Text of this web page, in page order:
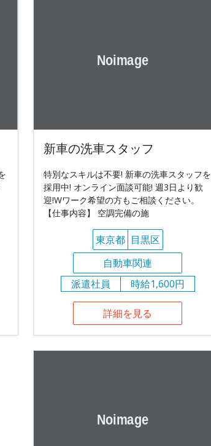
新車の洗車スタッフ
特別なスキルは不要! 新車の洗車スタッフを
採用中! オンライン面談可能! 週3日より歓
迎!Wワーク希望の方もご相談ください。
【仕事内容】 空調完備の施
東京都 目黒区
自動車関連
派遣社員
時給1,600円
詳細を見る